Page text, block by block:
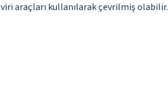
araçları kullanılarak çevrilmiş olabilir.